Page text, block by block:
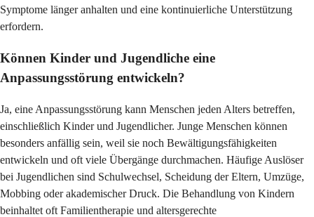
Symptome länger anhalten und eine kontinuierliche Unterstützung
erfordern.
Können Kinder und Jugendliche eine
Anpassungsstörung entwickeln?
Ja, eine Anpassungsstörung kann Menschen jeden Alters betreffen,
einschließlich Kinder und Jugendlicher. Junge Menschen können
besonders anfällig sein, weil sie noch Bewältigungsfähigkeiten
entwickeln und oft viele Übergänge durchmachen. Häufige Auslöser
bei Jugendlichen sind Schulwechsel, Scheidung der Eltern, Umzüge,
Mobbing oder akademischer Druck. Die Behandlung von Kindern
beinhaltet oft Familientherapie und altersgerechte